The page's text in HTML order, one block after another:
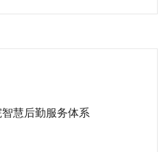
慧后勤服务体系